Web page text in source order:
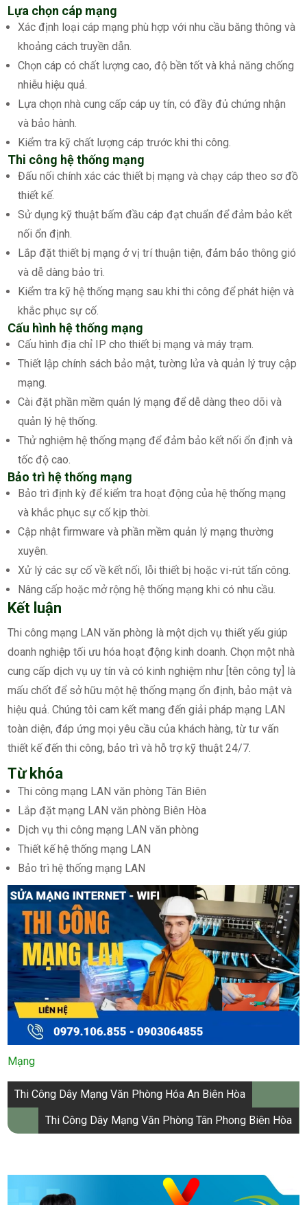
Lựa chọn cáp mạng
Xác định loại cáp mạng phù hợp với nhu cầu băng thông và
khoảng cách truyền dẫn.
Chọn cáp có chất lượng cao, độ bền tốt và khả năng chống
nhiễu hiệu quả.
Lựa chọn nhà cung cấp cáp uy tín, có đầy đủ chứng nhận
và bảo hành.
Kiểm tra kỹ chất lượng cáp trước khi thi công.
Thi công hệ thống mạng
Đấu nối chính xác các thiết bị mạng và chạy cáp theo sơ đồ
thiết kế.
Sử dụng kỹ thuật bấm đầu cáp đạt chuẩn để đảm bảo kết
nối ổn định.
Lắp đặt thiết bị mạng ở vị trí thuận tiện, đảm bảo thông gió
và dễ dàng bảo trì.
Kiểm tra kỹ hệ thống mạng sau khi thi công để phát hiện và
khắc phục sự cố.
Cấu hình hệ thống mạng
Cấu hình địa chỉ IP cho thiết bị mạng và máy trạm.
Thiết lập chính sách bảo mật, tường lửa và quản lý truy cập
mạng.
Cài đặt phần mềm quản lý mạng để dễ dàng theo dõi và
quản lý hệ thống.
Thử nghiệm hệ thống mạng để đảm bảo kết nối ổn định và
tốc độ cao.
Bảo trì hệ thống mạng
Bảo trì định kỳ để kiểm tra hoạt động của hệ thống mạng
và khắc phục sự cố kịp thời.
Cập nhật firmware và phần mềm quản lý mạng thường
xuyên.
Xử lý các sự cố về kết nối, lỗi thiết bị hoặc vi-rút tấn công.
Nâng cấp hoặc mở rộng hệ thống mạng khi có nhu cầu.
Kết luận
Thi công mạng LAN văn phòng là một dịch vụ thiết yếu giúp
doanh nghiệp tối ưu hóa hoạt động kinh doanh. Chọn một nhà
cung cấp dịch vụ uy tín và có kinh nghiệm như [tên công ty] là
mấu chốt để sở hữu một hệ thống mạng ổn định, bảo mật và
hiệu quả. Chúng tôi cam kết mang đến giải pháp mạng LAN
toàn diện, đáp ứng mọi yêu cầu của khách hàng, từ tư vấn
thiết kế đến thi công, bảo trì và hỗ trợ kỹ thuật 24/7.
Từ khóa
Thi công mạng LAN văn phòng Tân Biên
Lắp đặt mạng LAN văn phòng Biên Hòa
Dịch vụ thi công mạng LAN văn phòng
Thiết kế hệ thống mạng LAN
Bảo trì hệ thống mạng LAN
Mạng
Điều
hướng
bài
Thi Công Dây Mạng Văn Phòng Hóa An Biên Hòa
Thi Công Dây Mạng Văn Phòng Tân Phong Biên Hòa